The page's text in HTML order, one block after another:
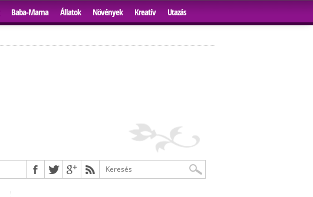
Baba-Mama Állatok Növények Kreatív Utazás